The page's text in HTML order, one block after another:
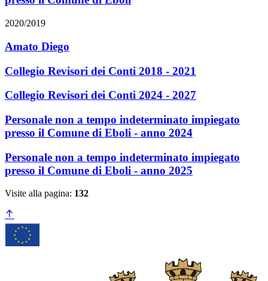
2020/2019
Amato Diego
Collegio Revisori dei Conti 2018 - 2021
Collegio Revisori dei Conti 2024 - 2027
Personale non a tempo indeterminato impiegato
presso il Comune di Eboli - anno 2024
Personale non a tempo indeterminato impiegato
presso il Comune di Eboli - anno 2025
Visite alla pagina: 132